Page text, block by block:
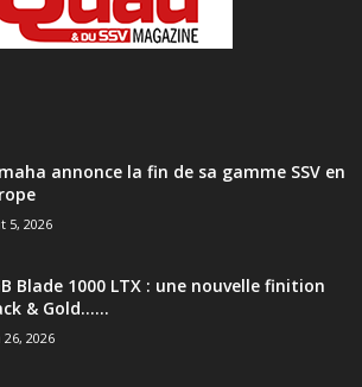
annonce la fin de sa gamme SSV en
5, 2026
Blade 1000 LTX : une nouvelle finition
& Gold…...
2026